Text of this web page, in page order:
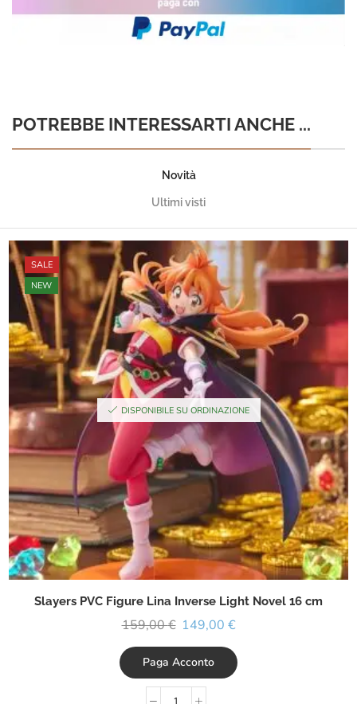
POTREBBE INTERESSARTI ANCHE ...
Novità
Ultimi visti
SALE
NEW
DISPONIBILE SU ORDINAZIONE
Slayers PVC Figure Lina Inverse Light Novel 16 cm
159,00€ 149,00 €
Paga Acconto